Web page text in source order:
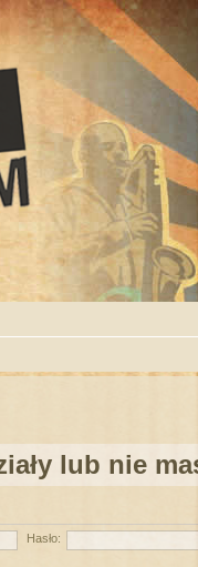
lub nie
Hasło: